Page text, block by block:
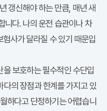
갱신해야 하는 만큼, 매년 새
니다. 나의 운전 습관이나 차
사가 달라질 수 있기 때문입
보호하는 필수적인 수단입
의 장점과 한계를 가지고 있
하다고 단정하기는 어렵습니